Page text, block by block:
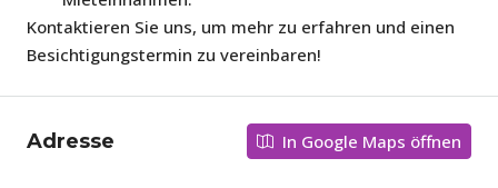
Kontaktieren Sie uns, um mehr zu erfahren und einen
Besichtigungstermin zu vereinbaren!
Adresse In Google Maps öffnen